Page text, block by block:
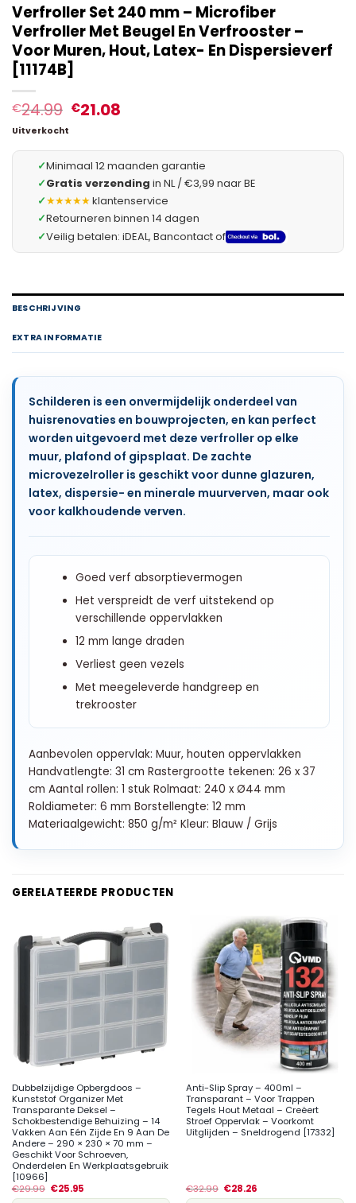
Verfroller Set 240 mm – Microfiber
Verfroller Met Beugel En Verfrooster –
Voor Muren, Hout, Latex- En Dispersieverf
[11174B]
€24.99 €21.08
Uitverkocht
✓Minimaal 12 maanden garantie
✓Gratis verzending in NL / €3,99 naar BE
✓★★★★★klantenservice
✓Retourneren binnen 14 dagen
✓Veilig betalen: iDEAL, Bancontact of
BESCHRIJVING
EXTRA INFORMATIE
Schilderen is een onvermijdelijk onderdeel van
huisrenovaties en bouwprojecten, en kan perfect
worden uitgevoerd met deze verfroller op elke
muur, plafond of gipsplaat. De zachte
microvezelroller is geschikt voor dunne glazuren,
latex, dispersie- en minerale muurverven, maar ook
voor kalkhoudende verven.
Goed verf absorptievermogen
Het verspreidt de verf uitstekend op
verschillende oppervlakken
12 mm lange draden
Verliest geen vezels
Met meegeleverde handgreep en
trekrooster
Aanbevolen oppervlak: Muur, houten oppervlakken
Handvatlengte: 31 cm Rastergrootte tekenen: 26 x 37
cm Aantal rollen: 1 stuk Rolmaat: 240 x Ø44 mm
Roldiameter: 6 mm Borstellengte: 12 mm
Materiaalgewicht: 850 g/m² Kleur: Blauw / Grijs
GERELATEERDE PRODUCTEN
Dubbelzijdige Opbergdoos –
Kunststof Organizer Met
Transparante Deksel –
Schokbestendige Behuizing – 14
Vakken Aan Eén Zijde En 9 Aan De
Andere – 290 × 230 × 70 mm –
Geschikt Voor Schroeven,
Onderdelen En Werkplaatsgebruik
[10966]
€29.99 €25.95
Anti-Slip Spray – 400ml –
Transparant – Voor Trappen
Tegels Hout Metaal – Creëert
Stroef Oppervlak – Voorkomt
Uitglijden – Sneldrogend [17332]
€32.99 €28.26